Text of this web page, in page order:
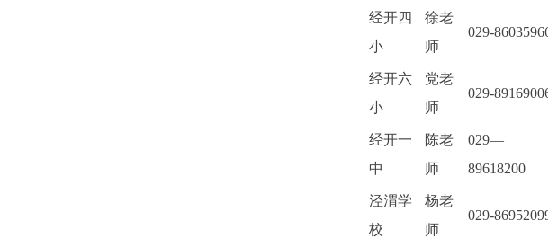
经开四
小
徐老
师
029-
经开六
小
党老
师
029-
经开一
中
陈老
师
029—
89618200
泾渭学
校
杨老
师
029-